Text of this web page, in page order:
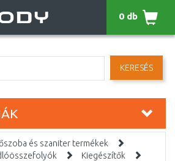
KERESÉS
0 db
és szaniter termékek
Kiegészítők